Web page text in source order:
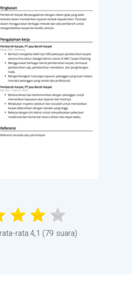
rata:4,1 (79 suara)